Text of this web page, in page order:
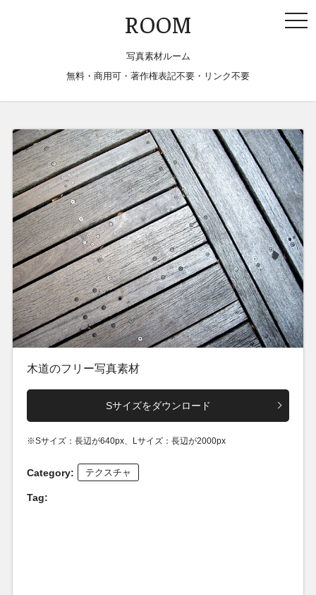
ROOM
写真素材ルーム
無料・商用可・著作権表記不要・リンク不要
木道のフリー写真素材
Sサイズをダウンロード
※Sサイズ：長辺が640px、Lサイズ：長辺が2000px
Category: テクスチャ
Tag: